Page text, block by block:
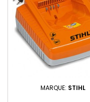
MARQUE: STIHL